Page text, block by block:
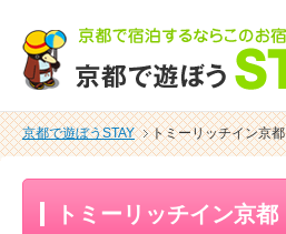
京都で遊ぼうSTAY トミーリッチイン京都
トミーリッチイン京都